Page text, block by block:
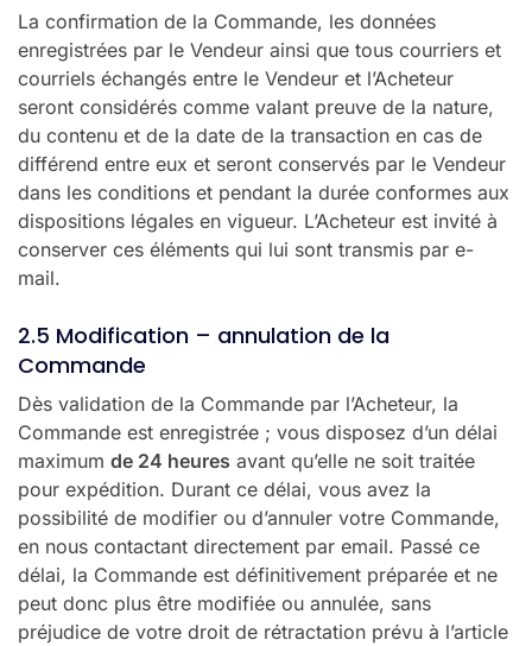
La confirmation de la Commande, les données
enregistrées par le Vendeur ainsi que tous courriers et
courriels échangés entre le Vendeur et l’Acheteur
seront considérés comme valant preuve de la nature,
du contenu et de la date de la transaction en cas de
différend entre eux et seront conservés par le Vendeur
dans les conditions et pendant la durée conformes aux
dispositions légales en vigueur. L’Acheteur est invité à
conserver ces éléments qui lui sont transmis par e-
mail.
2.5 Modification – annulation de la
Commande
Dès validation de la Commande par l’Acheteur, la
Commande est enregistrée ; vous disposez d’un délai
maximum de 24 heures avant qu’elle ne soit traitée
pour expédition. Durant ce délai, vous avez la
possibilité de modifier ou d’annuler votre Commande,
en nous contactant directement par email. Passé ce
délai, la Commande est définitivement préparée et ne
peut donc plus être modifiée ou annulée, sans
préjudice de votre droit de rétractation prévu à l’article